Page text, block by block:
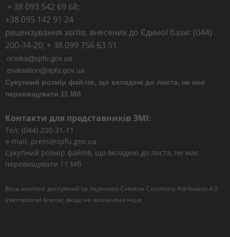
+ 38 093 542 69 68;
+38 095 142 91 24
рецензування звітів, внесених до Єдиної бази: (044)
200-34-20; + 38 099 756 63 51
Сукупний розмір файлів, що вкладені до листа, не має
перевищувати 11 Мб
Контакти для представників ЗМІ:
Тел: (044) 200-31-11
e-mail: press@spfu.gov.ua
Сукупний розмір файлів, що вкладені до листа, не має
перевищувати 11 Мб
Весь контент доступний за ліцензією Creative Commons Attribution 4.0
International license, якщо не зазначено інше